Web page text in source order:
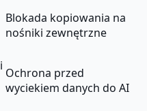
Blokada kopiowania na
nośniki zewnętrzne
Ochrona przed
wyciekiem danych do AI